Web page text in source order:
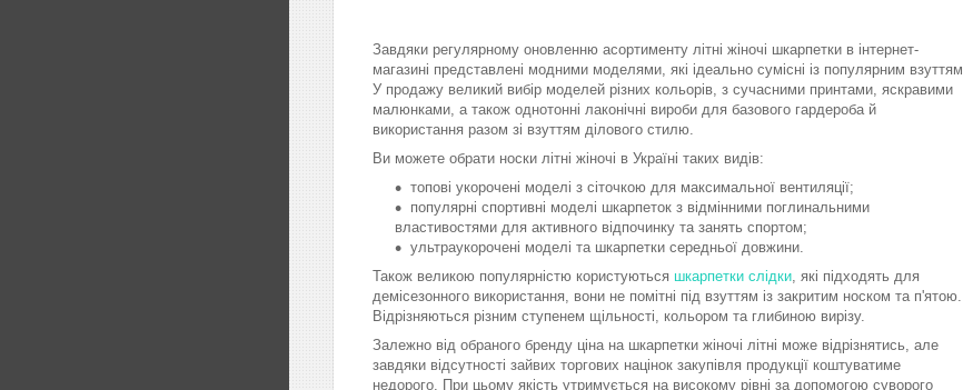
Завдяки регулярному оновленню асортименту літні жіночі шкарпетки в інтернет-
магазині представлені модними моделями, які ідеально сумісні із популярним взуттям.
У продажу великий вибір моделей різних кольорів, з сучасними принтами, яскравими
малюнками, а також однотонні лаконічні вироби для базового гардероба й
використання разом зі взуттям ділового стилю.
Ви можете обрати носки літні жіночі в Україні таких видів:
топові укорочені моделі з сіточкою для максимальної вентиляції;
популярні спортивні моделі шкарпеток з відмінними поглинальними
властивостями для активного відпочинку та занять спортом;
ультраукорочені моделі та шкарпетки середньої довжини.
Також великою популярністю користуються шкарпетки слідки , які підходять для
демісезонного використання, вони не помітні під взуттям із закритим носком та п'ятою.
Відрізняються різним ступенем щільності, кольором та глибиною вирізу.
Залежно від обраного бренду ціна на шкарпетки жіночі літні може відрізнятись, але
завдяки відсутності зайвих торгових націнок закупівля продукції коштуватиме
недорого. При цьому якість утримується на високому рівні за допомогою суворого